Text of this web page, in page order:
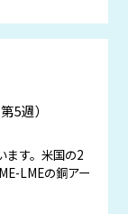
5週）
ます。米国の2
LMEの銅アー